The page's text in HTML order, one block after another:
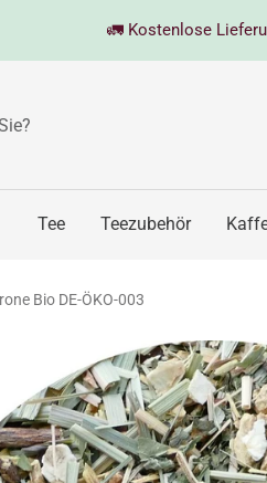
🚛 Kostenlose
Tee Teezubehör
Bio DE-ÖKO-003